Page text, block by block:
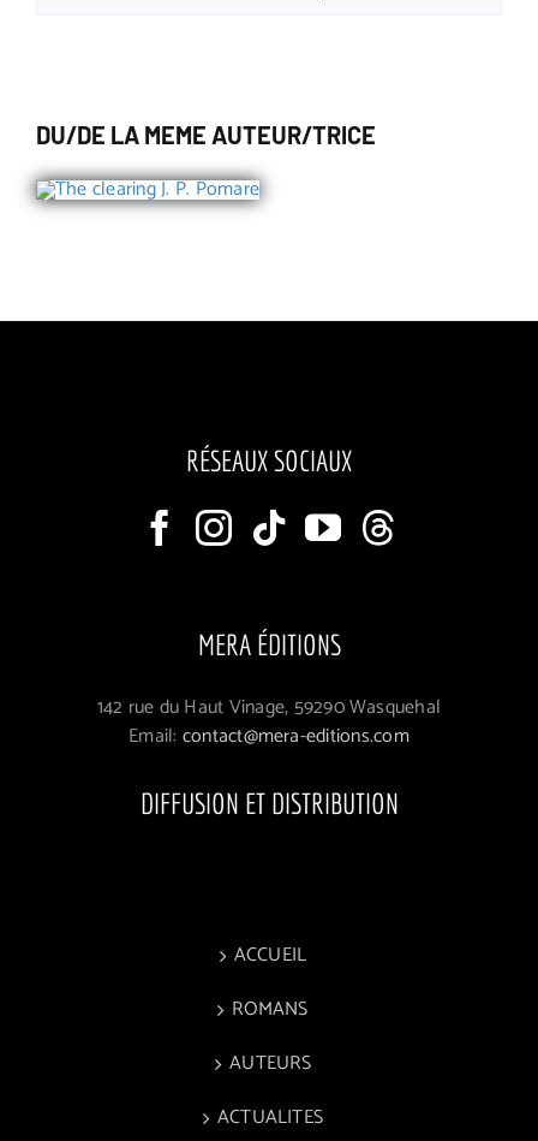
DU/DE LA MEME AUTEUR/TRICE
RÉSEAUX SOCIAUX
MERA ÉDITIONS
142 rue du Haut Vinage, 59290 Wasquehal
Email: contact@mera-editions.com
DIFFUSION ET DISTRIBUTION
ACCUEIL
ROMANS
AUTEURS
ACTUALITES